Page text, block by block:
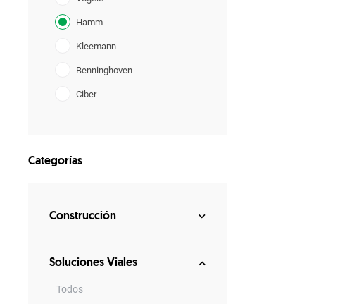
Hamm
Kleemann
Benninghoven
Ciber
Categorías
Construcción
Soluciones Viales
Todos